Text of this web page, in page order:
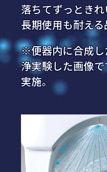
落ちてずっとき
長期使用も耐え
※便器内に合成し
浄実験した画像
実施。